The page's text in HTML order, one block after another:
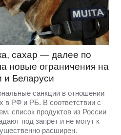
сахар — далее по
новые ограничения на
и Беларуси
санкции в отношении
в РФ и РБ. В соответствии с
список продуктов из России
под запрет и не могут к
расширен.